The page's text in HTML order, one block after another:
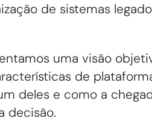
de sistemas
uma visão
de
deles e como a
decisão.